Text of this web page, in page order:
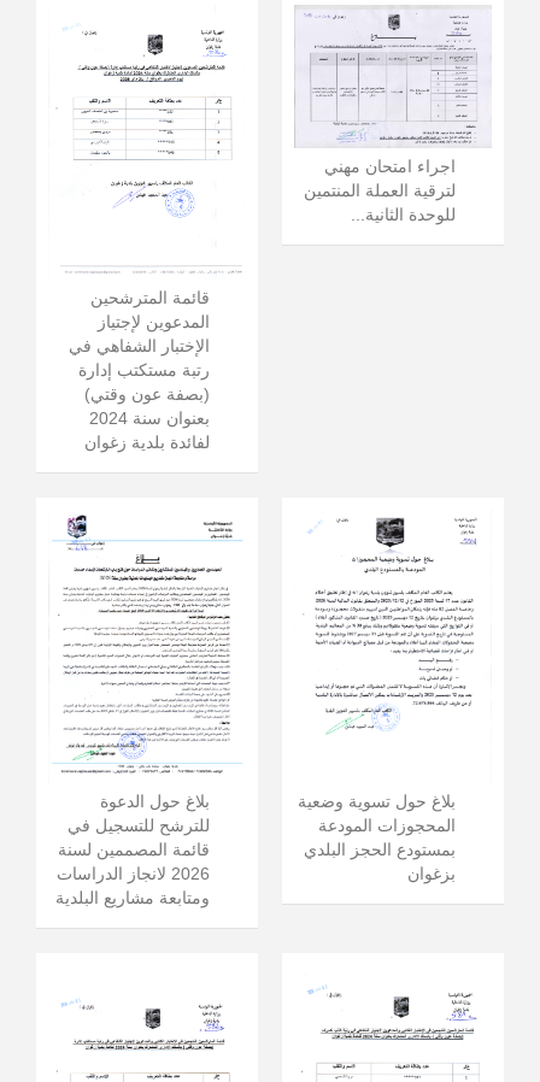
قائمة المترشحين
المدعوين لإجتياز
الإختبار الشفاهي في
رتبة مستكتب إدارة
(بصفة عون وقتي)
بعنوان سنة 2024
لفائدة بلدية زغوان
اجراء امتحان مهني
لترقية العملة المنتمين
للوحدة الثانية...
بلاغ حول الدعوة
للترشح للتسجيل في
قائمة المصممين لسنة
2026 لانجاز الدراسات
ومتابعة مشاريع البلدية
بلاغ حول تسوية وضعية
المحجوزات المودعة
بمستودع الحجز البلدي
بزغوان